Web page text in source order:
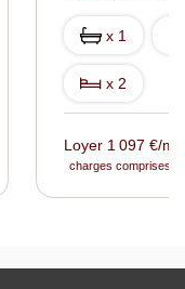
x 1
x 2
Loyer 1 097 €/
charges comprises **